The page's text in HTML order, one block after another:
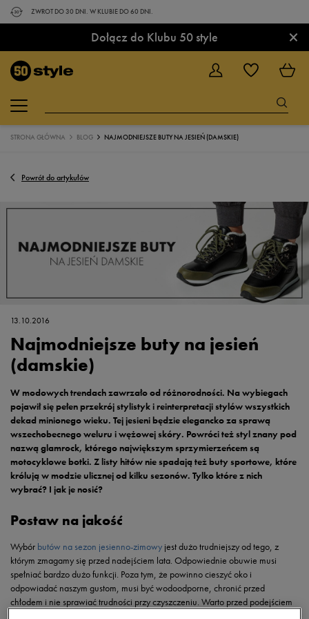
ZWROT DO 30 DNI. W KLUBIE DO 60 DNI.
Dołącz do Klubu 50 style ×
STRONA GŁÓWNA BLOG NAJMODNIEJSZE BUTY NA JESIEŃ (DAMSKIE)
Powrót do artykułów
13.10.2016
Najmodniejsze buty na jesień
(damskie)
W modowych trendach zawrzało od różnorodności. Na wybiegach
pojawił się pełen przekrój stylistyk i reinterpretacji stylów wszystkich
dekad minionego wieku. Tej jesieni będzie elegancko za sprawą
wszechobecnego weluru i wężowej skóry. Powróci też styl znany pod
nazwą glamrock, którego największym sprzymierzeńcem są
motocyklowe botki. Z listy hitów nie spadają też buty sportowe, które
królują w modzie ulicznej od kilku sezonów. Tylko które z nich
wybrać? I jak je nosić?
Postaw na jakość
Wybór butów na sezon jesienno-zimowy jest dużo trudniejszy od tego, z
którym zmagamy się przed nadejściem lata. Odpowiednie obuwie musi
spełniać bardzo dużo funkcji. Poza tym, że powinno cieszyć oko i
odpowiadać naszym gustom, musi być wodoodporne, chronić przed
chłodem i nie sprawiać trudności przy czyszczeniu. Warto przed podejściem